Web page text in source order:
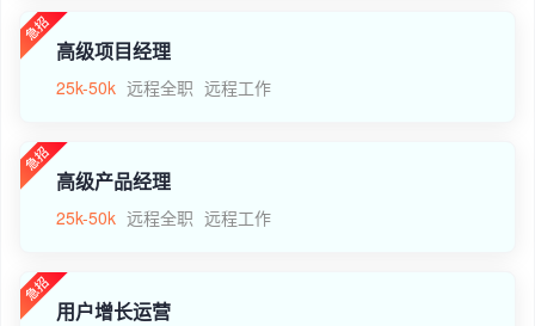
高级项目经理
25k-50k 远程全职 远程工作
高级产品经理
25k-50k 远程全职 远程工作
用户增长运营